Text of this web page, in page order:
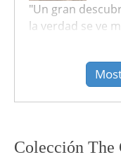
"Un gran
la verdad se ve
Colección The